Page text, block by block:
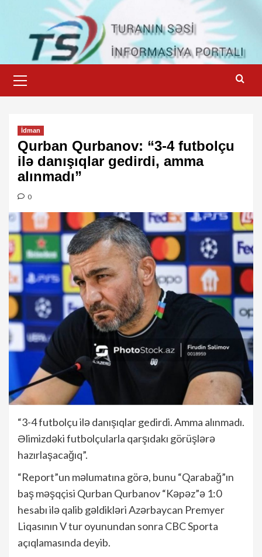
content
Menu
İdman
Qurban Qurbanov: “3-4 futbolçu
ilə danışıqlar gedirdi, amma
alınmadı”
0
“3-4 futbolçu ilə danışıqlar gedirdi. Amma alınmadı.
Əlimizdəki futbolçularla qarşıdakı görüşlərə
hazırlaşacağıq”.
“Report”un məlumatına görə, bunu “Qarabağ”ın
baş məşqçisi Qurban Qurbanov “Kəpəz”ə 1:0
hesabı ilə qalib gəldikləri Azərbaycan Premyer
Liqasının V tur oyunundan sonra CBC Sporta
açıqlamasında deyib.